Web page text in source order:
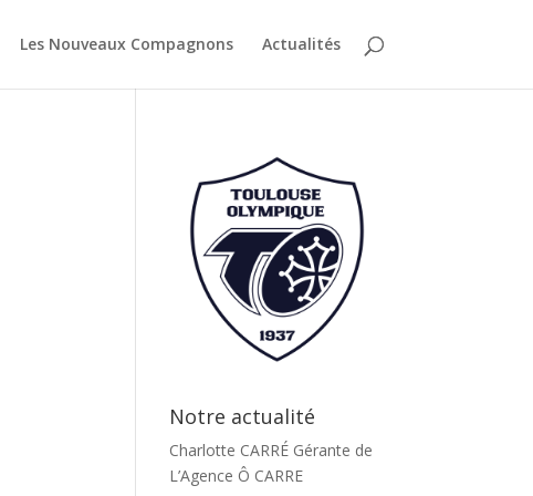
Les Nouveaux Compagnons Actualités
Notre actualité
Charlotte CARRÉ Gérante de
L’Agence Ô CARRE